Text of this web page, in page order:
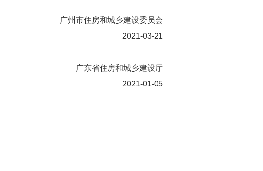
广州市住房和城乡建设委员会
2021-03-21
广东省住房和城乡建设厅
2021-01-05